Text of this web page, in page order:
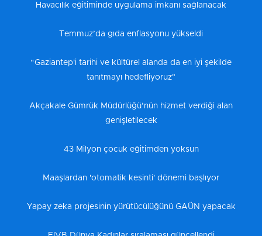
Havacılık eğitiminde uygulama imkanı sağlanacak
Temmuz’da gıda enflasyonu yükseldi
“Gaziantep'i tarihi ve kültürel alanda da en iyi şekilde
tanıtmayı hedefliyoruz"
Akçakale Gümrük Müdürlüğü’nün hizmet verdiği alan
genişletilecek
43 Milyon çocuk eğitimden yoksun
Maaşlardan 'otomatik kesinti' dönemi başlıyor
Yapay zeka projesinin yürütücülüğünü GAÜN yapacak